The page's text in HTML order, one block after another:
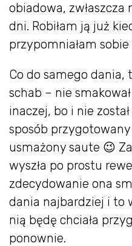
obiadowa,
dni. Robiłam ją już
przypomniałam
Co do samego dania,
schab – nie
inaczej, bo i nie
sposób
usmażony saute 😉
wyszła po prostu
zdecydowanie ona
dania najbardziej i to
nią będę chciała
ponownie.